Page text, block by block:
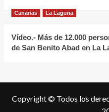
Canarias La Laguna
Vídeo.- Más de 12.000
de San Benito Abad en La
Copyright © Todos los